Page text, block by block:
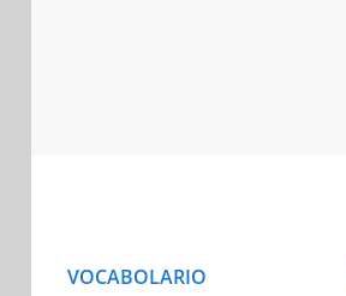
VOCABOLARIO